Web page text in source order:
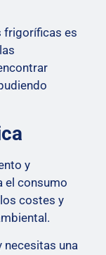
frigoríficas es
y
el consumo
costes y
necesitas una